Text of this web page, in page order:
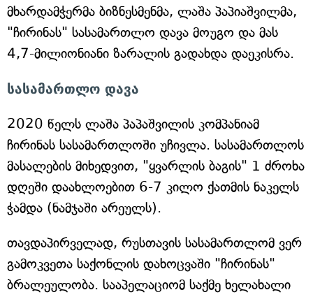
მხარდამჭერმა ბიზნესმენმა, ლაშა პაპიაშვილმა,
"ჩირინას" სასამართლო დავა მოუგო და მას
4,7-მილიონიანი ზარალის გადახდა დაეკისრა.
სასამართლო დავა
2020 წელს ლაშა პაპაშვილის კომპანიამ
ჩირინას სასამართლოში უჩივლა. სასამართლოს
მასალების მიხედვით, "ყვარლის ბაგის" 1 ძროხა
დღეში დაახლოებით 6-7 კილო ქათმის ნაკელს
ჭამდა (ნამჯაში არეულს).
თავდაპირველად, რუსთავის სასამართლომ ვერ
გამოკვეთა საქონლის დახოცვაში "ჩირინას"
ბრალეულობა. სააპელაციომ საქმე ხელახალი